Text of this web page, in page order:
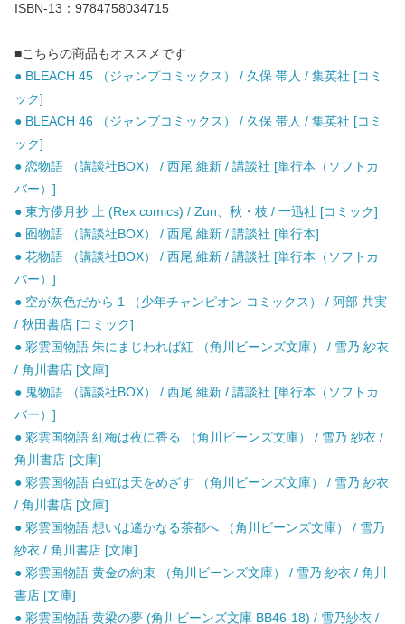
ISBN-13：9784758034715
■こちらの商品もオススメです
● BLEACH 45 （ジャンプコミックス） / 久保 帯人 / 集英社 [コミ
ック]
● BLEACH 46 （ジャンプコミックス） / 久保 帯人 / 集英社 [コミ
ック]
● 恋物語 （講談社BOX） / 西尾 維新 / 講談社 [単行本（ソフトカ
バー）]
● 東方儚月抄 上 (Rex comics) / Zun、秋・枝 / 一迅社 [コミック]
● 囮物語 （講談社BOX） / 西尾 維新 / 講談社 [単行本]
● 花物語 （講談社BOX） / 西尾 維新 / 講談社 [単行本（ソフトカ
バー）]
● 空が灰色だから 1 （少年チャンピオン コミックス） / 阿部 共実
/ 秋田書店 [コミック]
● 彩雲国物語 朱にまじわれば紅 （角川ビーンズ文庫） / 雪乃 紗衣
/ 角川書店 [文庫]
● 鬼物語 （講談社BOX） / 西尾 維新 / 講談社 [単行本（ソフトカ
バー）]
● 彩雲国物語 紅梅は夜に香る （角川ビーンズ文庫） / 雪乃 紗衣 /
角川書店 [文庫]
● 彩雲国物語 白虹は天をめざす （角川ビーンズ文庫） / 雪乃 紗衣
/ 角川書店 [文庫]
● 彩雲国物語 想いは遙かなる茶都へ （角川ビーンズ文庫） / 雪乃
紗衣 / 角川書店 [文庫]
● 彩雲国物語 黄金の約束 （角川ビーンズ文庫） / 雪乃 紗衣 / 角川
書店 [文庫]
● 彩雲国物語 黄梁の夢 (角川ビーンズ文庫 BB46-18) / 雪乃紗衣 /